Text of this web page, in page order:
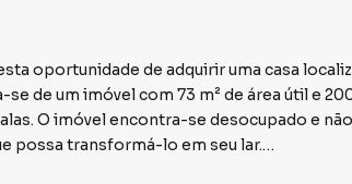
oportunidade de adquirir uma casa
se de um imóvel com 73 m² de área útil e
O imóvel encontra-se desocupado e
possa transformá-lo em seu lar.